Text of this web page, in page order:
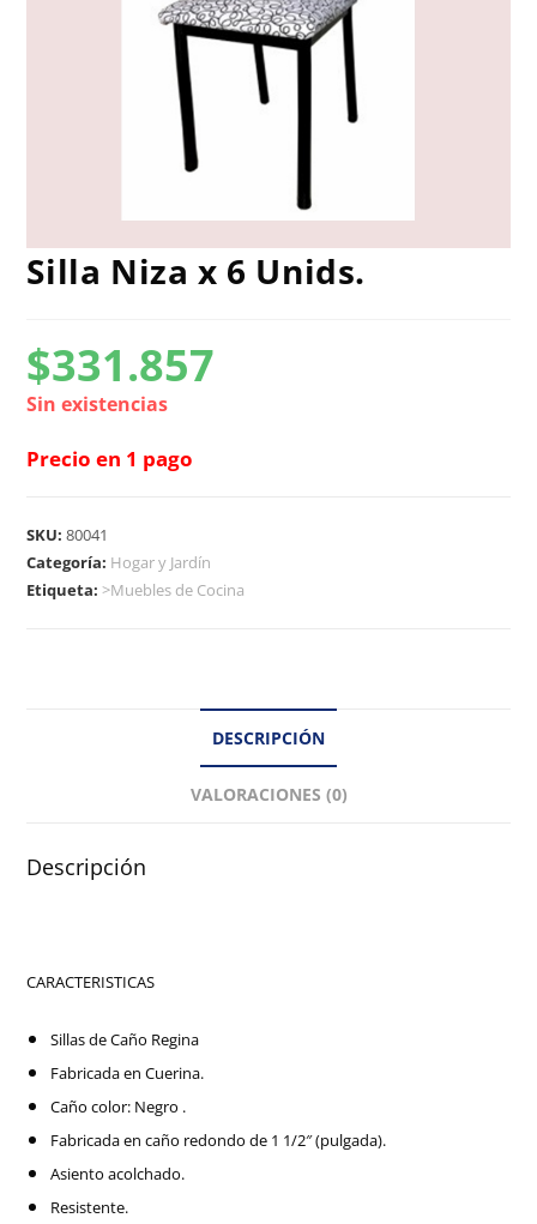
Silla Niza x 6 Unids.
$331.857
Sin existencias
Precio en 1 pago
SKU:80041
Categoría: Hogar y Jardín
Etiqueta:>Muebles de Cocina
DESCRIPCIÓN
VALORACIONES (0)
Descripción
CARACTERISTICAS
Sillas de Caño Regina
Fabricada en Cuerina.
Caño color: Negro .
Fabricada en caño redondo de 1 1/2″ (pulgada).
Asiento acolchado.
Resistente.